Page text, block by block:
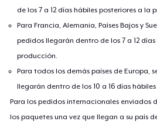
de los 7 a 12 días hábiles posteriores a la
Para Francia, Alemania, Países Bajos y
pedidos llegarán dentro de los 7 a 12
producción.
Para todos los demás países de Europa,
llegarán dentro de los 10 a 16 días
Para los pedidos internacionales enviados
los paquetes una vez que llegan a su país